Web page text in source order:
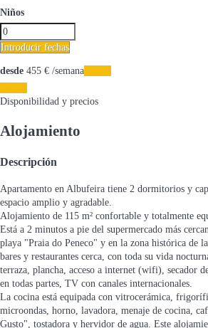
Niños
Introducir fechas
desde 455 € /semana
Disponibilidad y precios
Alojamiento
Descripción
Apartamento en Albufeira tiene 2 dormitorios y
espacio amplio y agradable.
Alojamiento de 115 m² confortable y totalmente
Está a 2 minutos a pie del supermercado más
playa "Praia do Peneco" y en la zona histórica de
bares y restaurantes cerca, con toda su vida
terraza, plancha, acceso a internet (wifi), secador
en todas partes, TV con canales internacionales.
La cocina está equipada con vitrocerámica,
microondas, horno, lavadora, menaje de cocina,
Gusto", tostadora y hervidor de agua. Este